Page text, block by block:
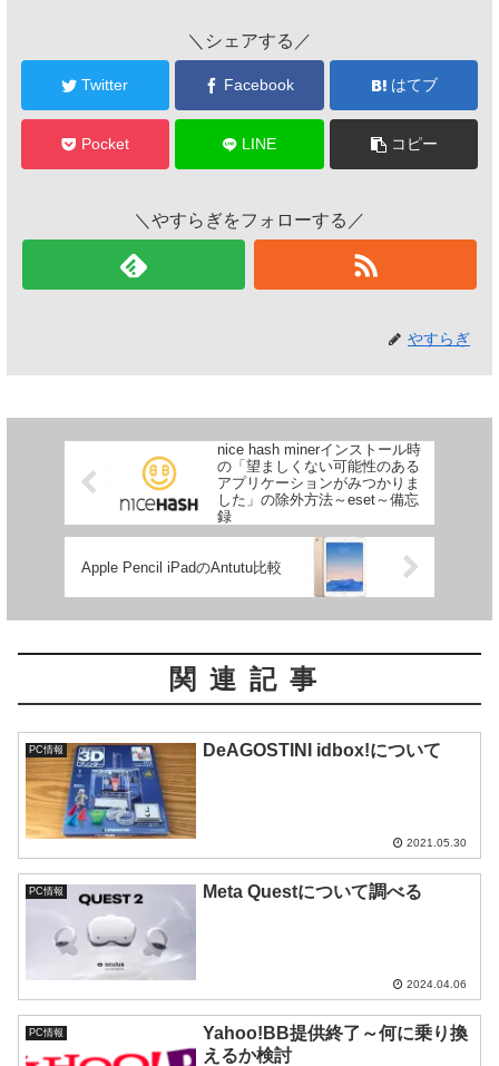
＼シェアする／
Twitter Facebook はてブ
Pocket LINE コピー
＼やすらぎをフォローする／
やすらぎ
nice hash minerインストール時
の「望ましくない可能性のある
アプリケーションがみつかりま
した」の除外方法～eset～備忘
録
Apple Pencil iPadのAntutu比較
関連記事
PC情報 DeAGOSTINI idbox!について
2021.05.30
PC情報 Meta Questについて調べる
2024.04.06
PC情報
Yahoo!BB提供終了～何に乗り換
えるか検討